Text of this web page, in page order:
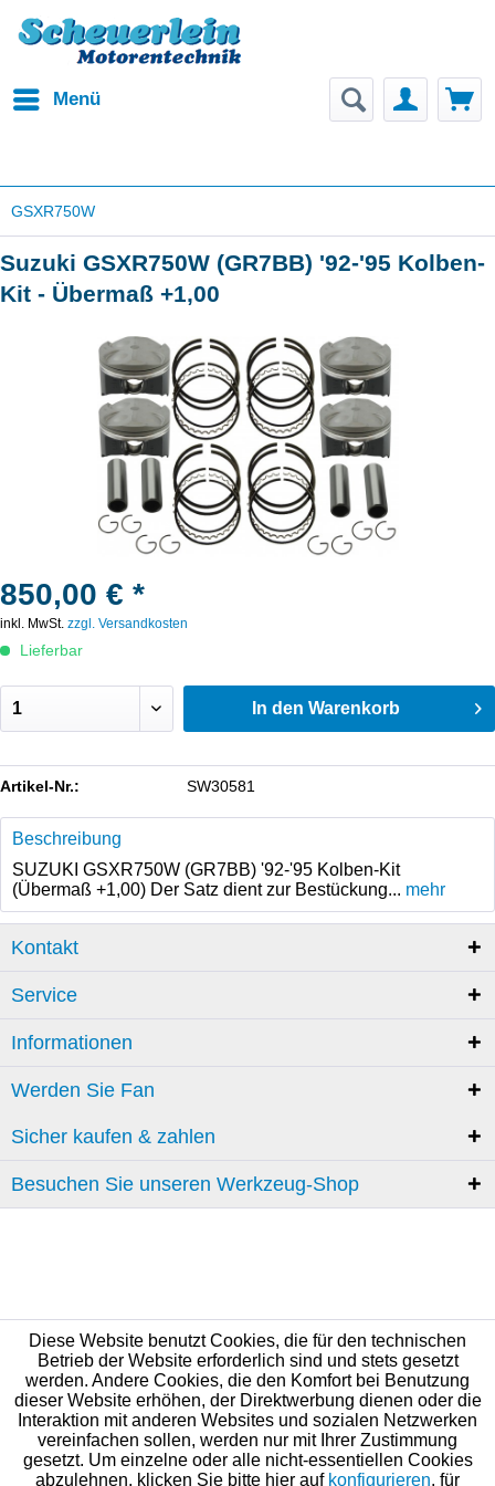
Menü
GSXR750W
Suzuki GSXR750W (GR7BB) '92-'95 Kolben-
Kit - Übermaß +1,00
850,00 € *
inkl. MwSt. zzgl. Versandkosten
Lieferbar
In den Warenkorb
Artikel-Nr.: SW30581
Beschreibung
SUZUKI GSXR750W (GR7BB) '92-'95 Kolben-Kit
(Übermaß +1,00) Der Satz dient zur Bestückung... mehr
Kontakt
Service
Informationen
Werden Sie Fan
Sicher kaufen & zahlen
Besuchen Sie unseren Werkzeug-Shop
Diese Website benutzt Cookies, die für den technischen
Betrieb der Website erforderlich sind und stets gesetzt
werden. Andere Cookies, die den Komfort bei Benutzung
dieser Website erhöhen, der Direktwerbung dienen oder die
Interaktion mit anderen Websites und sozialen Netzwerken
vereinfachen sollen, werden nur mit Ihrer Zustimmung
gesetzt. Um einzelne oder alle nicht-essentiellen Cookies
abzulehnen, klicken Sie bitte hier auf konfigurieren, für